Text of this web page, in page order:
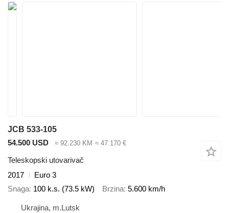
JCB 533-105
54.500 USD
≈ 92.230 KM ≈ 47.170 €
Teleskopski utovarivač
2017
Euro 3
Snaga 100 k.s. (73.5 kW) Brzina 5.600 km/h
Ukrajina, m.Lutsk